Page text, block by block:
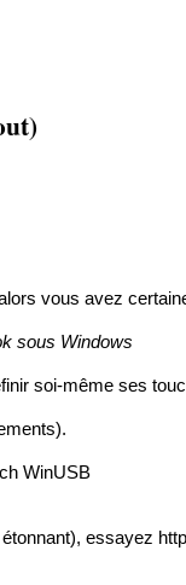
vous avez
sous Windows
soi-même ses
WinUSB
essayez